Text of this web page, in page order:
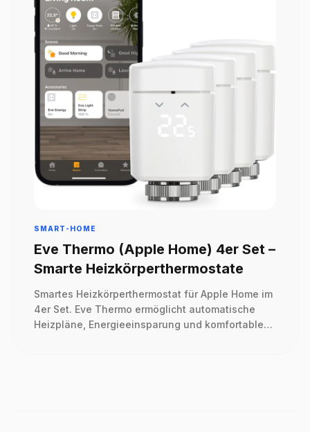
SMART-HOME
Eve Thermo (Apple Home) 4er Set –
Smarte Heizkörperthermostate
Smartes Heizkörperthermostat für Apple Home im
4er Set. Eve Thermo ermöglicht automatische
Heizpläne, Energieeinsparung und komfortable